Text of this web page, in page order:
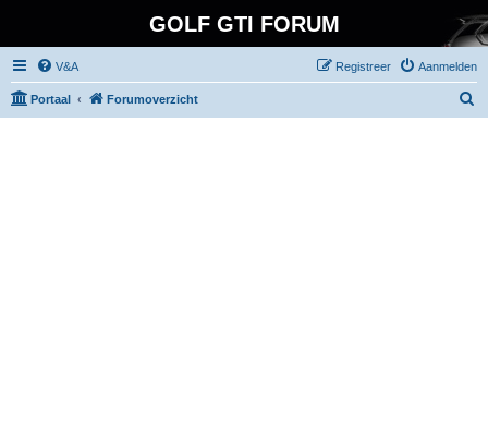
GOLF GTI FORUM
V&A Aanmelden
Registreer
Portaal Forumoverzicht